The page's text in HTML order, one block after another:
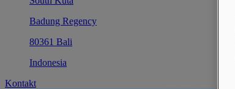
Badung Regency
80361 Bali
Indonesia
Kontakt